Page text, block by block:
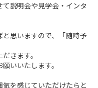
説明会や見学会・インタ
思いますので、「随時予
きます。
いいたします。
を感じていただけたらと